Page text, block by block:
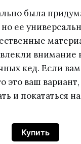
была
но ее
внимание
кед. Если
это ваш
и покататься
Купить